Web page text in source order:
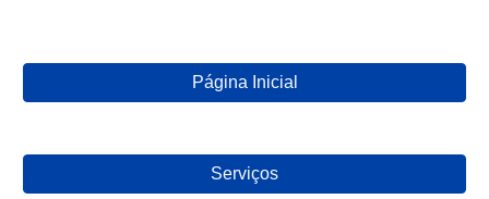
Página Inicial
Serviços